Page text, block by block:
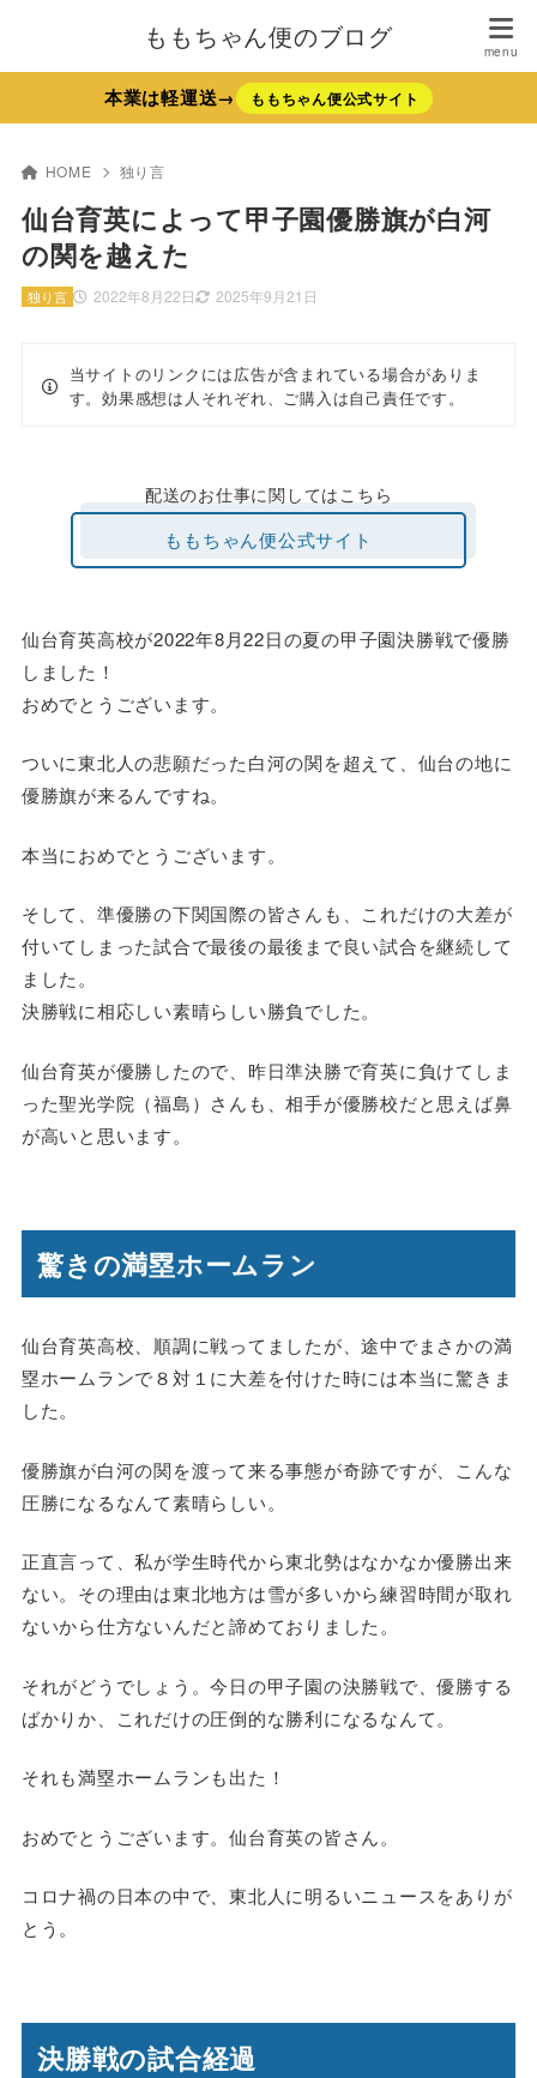
ももちゃん便のブログ
本業は軽運送→ ももちゃん便公式サイト
HOME 独り言
仙台育英によって甲子園優勝旗が白河
の関を越えた
2022年8月22日 2025年9月21日
独り言
当サイトのリンクには広告が含まれている場合がありま
す。効果感想は人それぞれ、ご購入は自己責任です。
配送のお仕事に関してはこちら
ももちゃん便公式サイト
仙台育英高校が2022年8月22日の夏の甲子園決勝戦で優勝
しました！
おめでとうございます。
ついに東北人の悲願だった白河の関を超えて、仙台の地に
優勝旗が来るんですね。
本当におめでとうございます。
そして、準優勝の下関国際の皆さんも、これだけの大差が
付いてしまった試合で最後の最後まで良い試合を継続して
ました。
決勝戦に相応しい素晴らしい勝負でした。
仙台育英が優勝したので、昨日準決勝で育英に負けてしま
った聖光学院（福島）さんも、相手が優勝校だと思えば鼻
が高いと思います。
驚きの満塁ホームラン
仙台育英高校、順調に戦ってましたが、途中でまさかの満
塁ホームランで８対１に大差を付けた時には本当に驚きま
した。
優勝旗が白河の関を渡って来る事態が奇跡ですが、こんな
圧勝になるなんて素晴らしい。
正直言って、私が学生時代から東北勢はなかなか優勝出来
ない。その理由は東北地方は雪が多いから練習時間が取れ
ないから仕方ないんだと諦めておりました。
それがどうでしょう。今日の甲子園の決勝戦で、優勝する
ばかりか、これだけの圧倒的な勝利になるなんて。
それも満塁ホームランも出た！
おめでとうございます。仙台育英の皆さん。
コロナ禍の日本の中で、東北人に明るいニュースをありが
とう。
決勝戦の試合経過